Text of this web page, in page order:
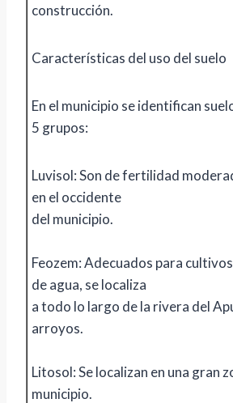
construcción.
Características del uso del suelo
En el municipio se identifican
5 grupos:
Luvisol: Son de fertilidad
en el occidente
del municipio.
Feozem: Adecuados para
de agua, se localiza
a todo lo largo de la rivera del
arroyos.
Litosol: Se localizan en una gran
municipio.